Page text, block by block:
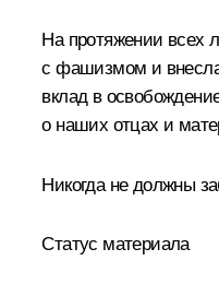
На протяжении всех
с фашизмом и внесла
вклад в
о наших отцах и
Никогда не должны
Статус материала